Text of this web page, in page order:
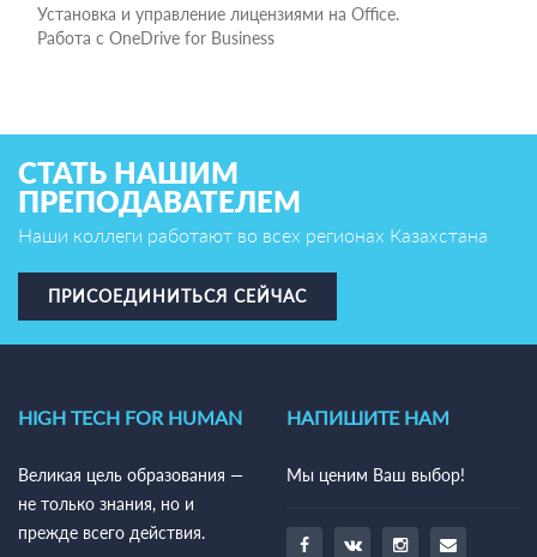
Установка и управление лицензиями на Office.
Работа с OneDrive for Business
СТАТЬ НАШИМ
ПРЕПОДАВАТЕЛЕМ
Наши коллеги работают во всех регионах Казахстана
ПРИСОЕДИНИТЬСЯ СЕЙЧАС
HIGH TECH FOR HUMAN
Великая цель образования —
не только знания, но и
прежде всего действия.
НАПИШИТЕ НАМ
Мы ценим Ваш выбор!